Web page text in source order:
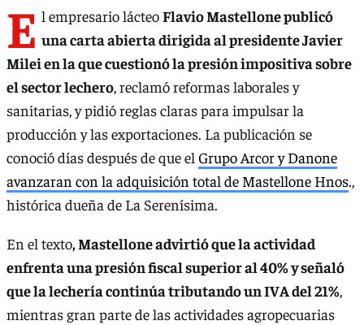
E l empresario lácteoFlavio Mastellone publicó
una carta abierta dirigida al presidente Javier
Milei en la que cuestionó la presión impositiva sobre
el sector lechero, reclamó reformas laborales y
sanitarias, y pidió reglas claras para impulsar la
producción y las exportaciones. La publicación se
conoció días después de que el Grupo Arcor y Danone
avanzaran con la adquisición total de Mastellone Hnos.,
histórica dueña de La Serenísima.
En el texto, Mastellone advirtió que la actividad
enfrenta una presión fiscal superior al 40% y señaló
que la lechería continúa tributando un IVA del 21%,
mientras gran parte de las actividades agropecuarias